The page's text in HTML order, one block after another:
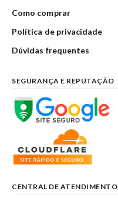
Como comprar
Política de privacidade
Dúvidas frequentes
SEGURANÇA E REPUTAÇÃO
CENTRAL DE ATENDIMENTO